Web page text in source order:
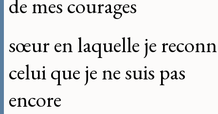
de mes courages
sœur en laquelle je
celui que je ne suis pas
encore